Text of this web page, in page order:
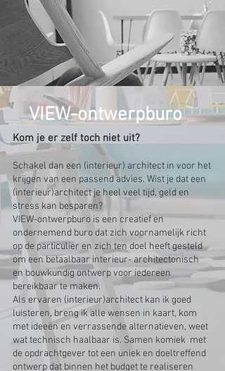
VIEW-ontwerpburo
Kom je er zelf toch niet uit?
Schakel dan een (interieur) architect in voor het
krijgen van een passend advies. Wist je dat een
(interieur)architect je heel veel tijd, geld en
stress kan besparen?
VIEW-ontwerpburo is een creatief en
ondernemend buro dat zich voornamelijk richt
op de particulier en zich ten doel heeft gesteld
om een betaalbaar interieur- architectonisch
en bouwkundig ontwerp voor iedereen
bereikbaar te maken.
Als ervaren (interieur)architect kan ik goed
luisteren, breng ik alle wensen in kaart, kom
met ideeën en verrassende alternatieven, weet
wat technisch haalbaar is. Samen komiek met
de opdrachtgever tot een uniek en doeltreffend
ontwerp dat binnen het budget te realiseren